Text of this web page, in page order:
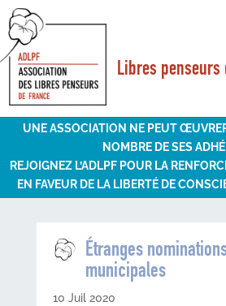
Libres penseurs
Sélectionner une page
UNE ASSOCIATION NE PEUT
NOMBRE DE SES
REJOIGNEZ L’ADLPF POUR LA
EN FAVEUR DE LA LIBERTÉ DE
Étranges
municipales
10 Juil 2020